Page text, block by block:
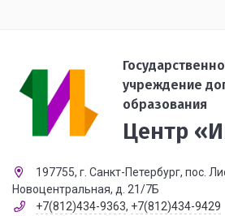
учреждение
образования
Центр
197755, г. Санкт-Петербург, пос.
Новоцентральная, д. 21/7Б
+7(812)434-9363, +7(812)434-9429